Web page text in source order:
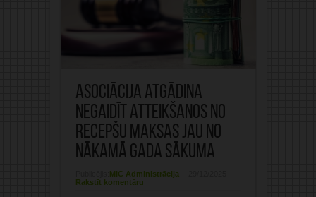
Asociācija atgādina
negaidīt atteikšanos no
recepšu maksas jau no
nākamā gada sākuma
MIC Administrācija
Rakstīt komentāru